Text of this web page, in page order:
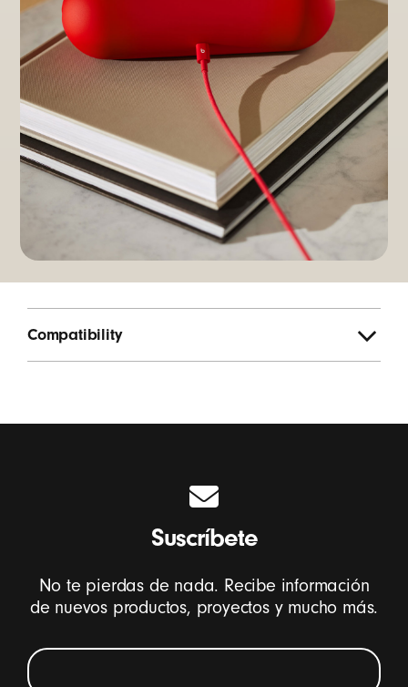
Compatibility
Suscríbete
No te pierdas de nada. Recibe información
de nuevos productos, proyectos y mucho más.